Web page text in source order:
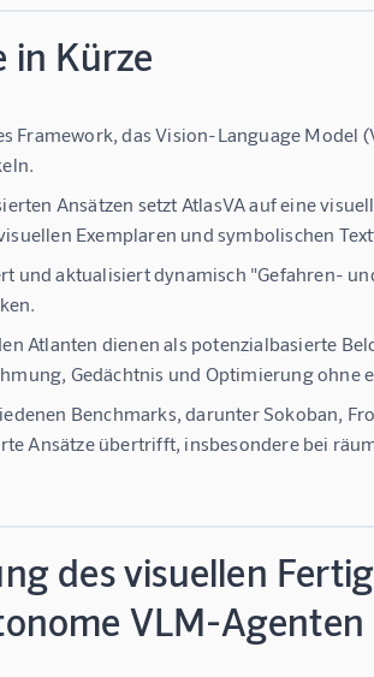
in Kürze
Framework, das Vision-Language
Ansätzen setzt AtlasVA auf eine
Exemplaren und symbolischen
und aktualisiert dynamisch "Gefahren-
Atlanten dienen als potenzialbasierte
Gedächtnis und Optimierung ohne
Benchmarks, darunter Sokoban,
Ansätze übertrifft, insbesondere bei
des visuellen
VLM-Agenten